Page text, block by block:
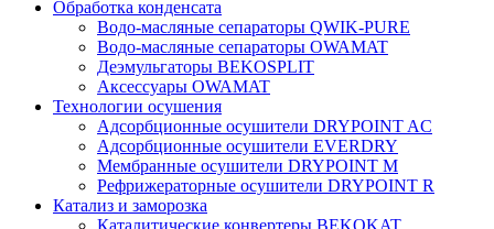
Обработка конденсата
Водо-масляные сепараторы QWIK-PURE
Водо-масляные сепараторы OWAMAT
Деэмульгаторы BEKOSPLIT
Аксессуары OWAMAT
Технологии осушения
Адсорбционные осушители DRYPOINT AC
Адсорбционные осушители EVERDRY
Мембранные осушители DRYPOINT M
Рефрижераторные осушители DRYPOINT R
Катализ и заморозка
Каталитические конвертеры BEKOKAT